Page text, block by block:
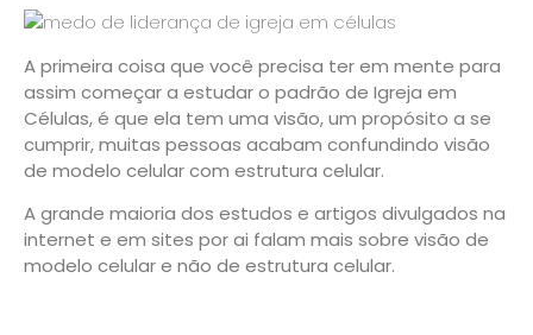
A primeira coisa que você precisa ter em mente para
assim começar a estudar o padrão de Igreja em
Células, é que ela tem uma visão, um propósito a se
cumprir, muitas pessoas acabam confundindo visão
de modelo celularcom estrutura celular.
A grande maioria dos estudos e artigos divulgados na
internet e em sites por ai falam mais sobre visão de
modelo celulare não de estrutura celular.